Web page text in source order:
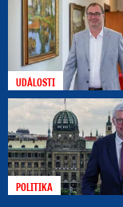
UDÁLOSTI
POLITIKA